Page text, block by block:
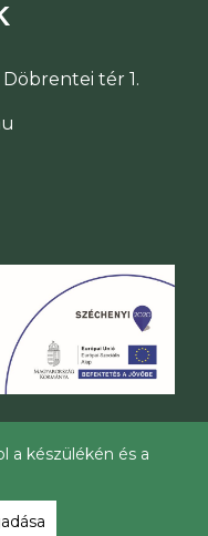
Döbrentei tér 1.
Országos
2026
a készülékén és a